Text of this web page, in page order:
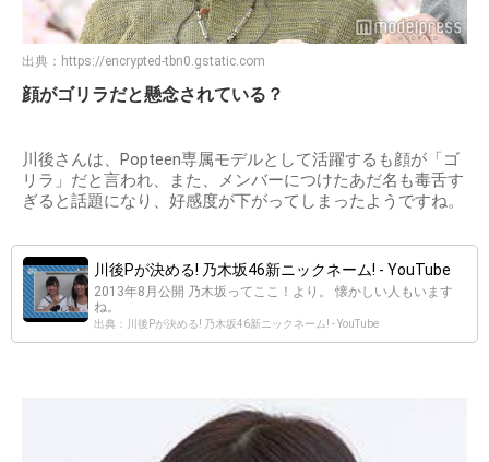
出典： https://encrypted-tbn0.gstatic.com
顔がゴリラだと懸念されている？
川後さんは、Popteen専属モデルとして活躍するも顔が「ゴ
リラ」だと言われ、また、メンバーにつけたあだ名も毒舌す
ぎると話題になり、好感度が下がってしまったようですね。
川後Pが決める! 乃木坂46新ニックネーム! - YouTube
2013年8月公開 乃木坂ってここ！より。 懐かしい人もいます
ね。
出典：川後Pが決める! 乃木坂46新ニックネーム! - YouTube